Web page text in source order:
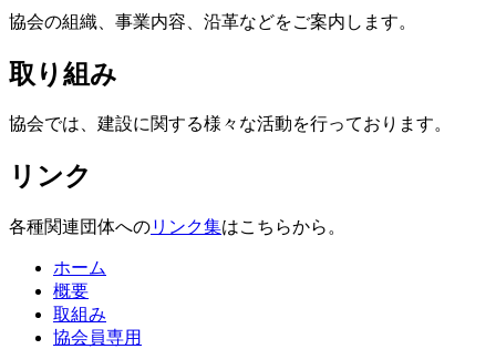
協会の組織、事業内容、沿革などをご案内します。
取り組み
協会では、建設に関する様々な活動を行っております。
リンク
各種関連団体へのリンク集はこちらから。
ホーム
概要
取組み
協会員専用